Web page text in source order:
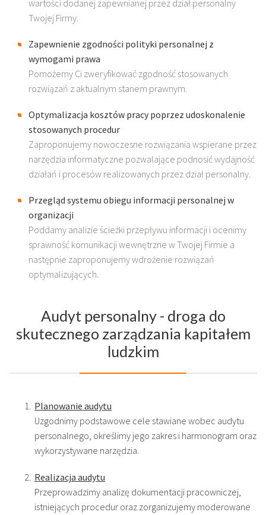
wartości dodanej zapewnianej przez dział personalny
Twojej Firmy.
Zapewnienie zgodności polityki personalnej z
wymogami prawa
Pomożemy Ci zweryfikować zgodność stosowanych
rozwiązań z aktualnym stanem prawnym.
Optymalizacja kosztów pracy poprzez udoskonalenie
stosowanych procedur
Zaproponujemy nowoczesne rozwiązania wspierane przez
narzędzia informatyczne pozwalające podnosić wydajność
działań i procesów realizowanych przez dział personalny.
Przegląd systemu obiegu informacji personalnej w
organizacji
Poddamy analizie ścieżki przepływu informacji i ocenimy
sprawność komunikacji wewnętrzne w Twojej Firmie a
następnie zaproponujemy wdrożenie rozwiązań
optymalizujących.
Audyt personalny - droga do
skutecznego zarządzania kapitałem
ludzkim
Planowanie audytu
Uzgodnimy podstawowe cele stawiane wobec audytu
personalnego, określimy jego zakres i harmonogram oraz
wykorzystywane narzędzia.
Realizacja audytu
Przeprowadzimy analizę dokumentacji pracowniczej,
istniejących procedur oraz zorganizujemy moderowane